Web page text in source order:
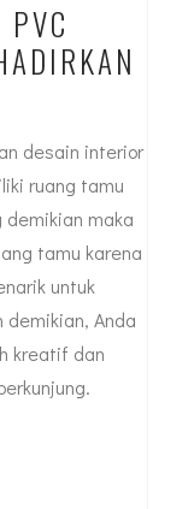
desain interior
ruang tamu
demikian maka
tamu karena
untuk
demikian, Anda
kreatif dan